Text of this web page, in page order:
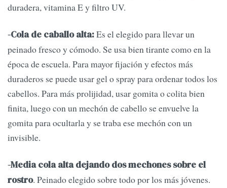
duradera, vitamina E y filtro UV.
-Cola de caballo alta:Es el elegido para llevar un
peinado fresco y cómodo. Se usa bien tirante como en la
época de escuela. Para mayor fijación y efectos más
duraderos se puede usar gel o spray para ordenar todos los
cabellos. Para más prolijidad, usar gomita o colita bien
finita, luego con un mechón de cabello se envuelve la
gomita para ocultarla y se traba ese mechón con un
invisible.
-Media cola alta dejando dos mechones sobre el
rostro. Peinado elegido sobre todo por los más jóvenes.